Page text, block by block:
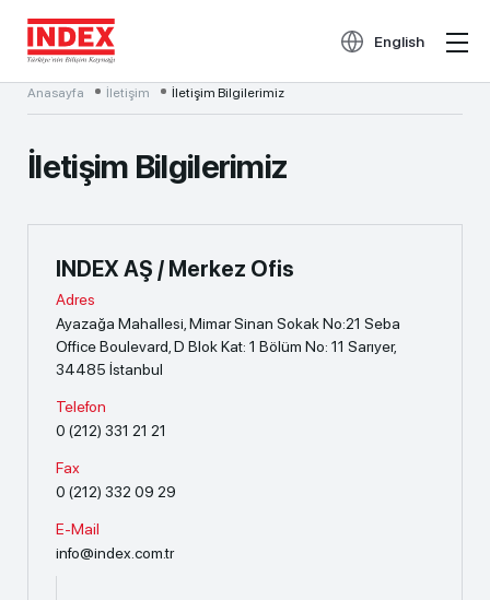
English
Anasayfa İletişim İletişim Bilgilerimiz
İletişim Bilgilerimiz
INDEX AŞ / Merkez Ofis
Adres
Ayazağa Mahallesi, Mimar Sinan Sokak No:21 Seba
Office Boulevard, D Blok Kat: 1 Bölüm No: 11 Sarıyer,
34485 İstanbul
Telefon
0 (212) 331 21 21
Fax
0 (212) 332 09 29
E-Mail
info@index.com.tr